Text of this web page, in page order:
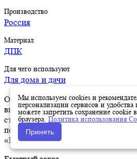
Производство
Россия
Материал
ДПК
Для чего используют
Для дома и дачи
Оформить заказ на нашем сайте
выбранные товары в корзину, а
страницу Корзина, проверьте
позиций и нажмите кнопку
«Быстрый заказ».
Мы используем cookies и
персонализации сервисов и удобства
можете запретить сохранение cookie
браузера. Политика использования
Принять